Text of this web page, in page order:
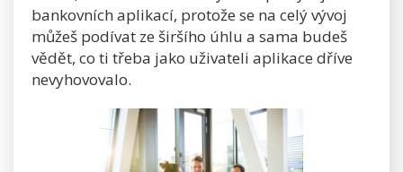
bankovních aplikací, protože se na celý vývoj
můžeš podívat ze širšího úhlu a sama budeš
vědět, co ti třeba jako uživateli aplikace dříve
nevyhovovalo.